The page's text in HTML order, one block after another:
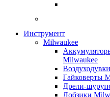
Инструмент
Milwaukee
Milwaukee
Гайковерты
Дрели-
Лобзики